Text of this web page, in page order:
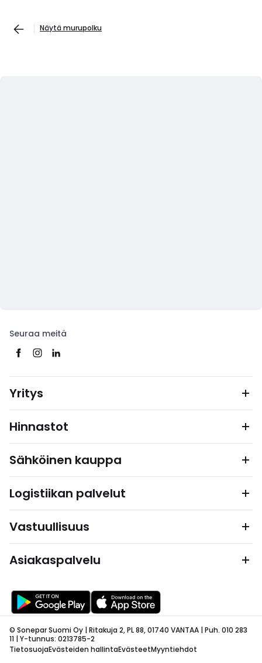
Näytä murupolku
Seuraa meitä
Yritys
Hinnastot
Sähköinen kauppa
Logistiikan palvelut
Vastuullisuus
Asiakaspalvelu
© Sonepar Suomi Oy | Ritakuja 2, PL 88, 01740 VANTAA | Puh. 010 283
11 | Y-tunnus: 0213785-2
TietosuojaEvästeiden hallintaEvästeetMyyntiehdot